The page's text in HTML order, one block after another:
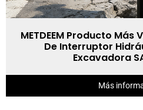
METDEEM Producto
De Interruptor
Excavadora
Más